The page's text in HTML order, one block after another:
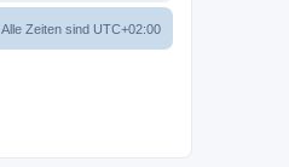
Alle Zeiten sind UTC+02:00